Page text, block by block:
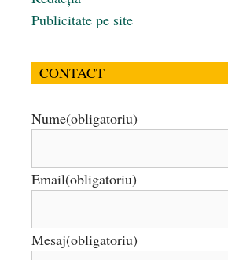
Publicitate pe site
CONTACT
Nume(obligatoriu)
Email(obligatoriu)
Mesaj(obligatoriu)